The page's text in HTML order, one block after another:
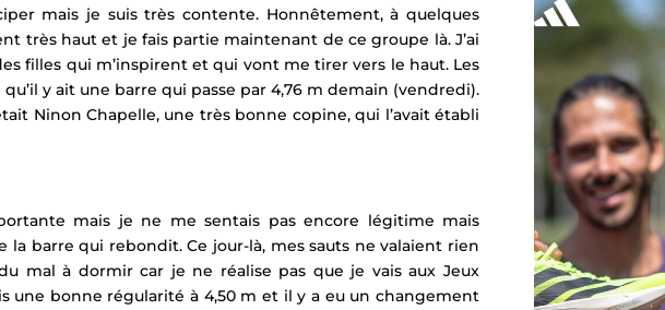
mais je suis très contente. Honnêtement, à quelques
très haut et je fais partie maintenant de ce groupe là. J’ai
filles qui m’inspirent et qui vont me tirer vers le haut. Les
y ait une barre qui passe par 4,76 m demain (vendredi).
Ninon Chapelle, une très bonne copine, qui l’avait établi
mais je ne me sentais pas encore légitime mais
barre qui rebondit. Ce jour-là, mes sauts ne valaient rien
mal à dormir car je ne réalise pas que je vais aux Jeux
une bonne régularité à 4,50 m et il y a eu un changement